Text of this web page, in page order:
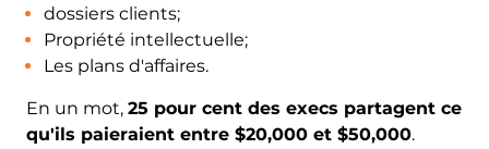
dossiers clients;
Propriété intellectuelle;
Les plans d'affaires.
En un mot, 25 pour cent des execs partagent ce
qu'ils paieraient entre $20,000 et $50,000.